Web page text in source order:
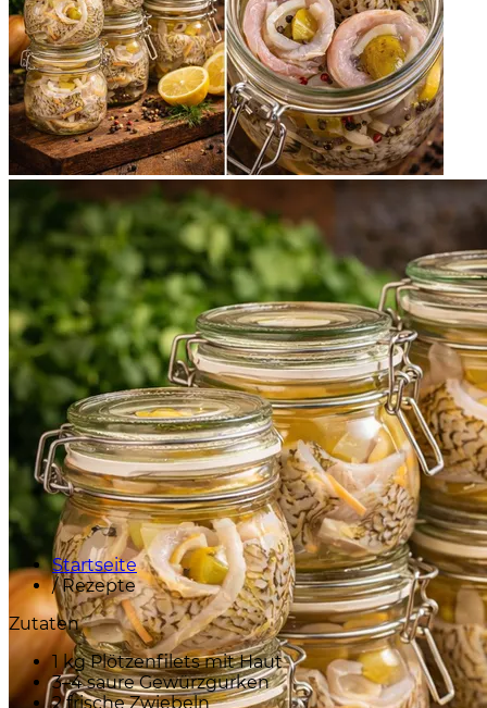
Startseite
/ Rezepte
Zutaten
1 kg Plötzenfilets mit Haut
3–4 saure Gewürzgurken
2 frische Zwiebeln